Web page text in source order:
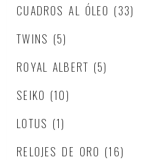
CUADROS AL ÓLEO (33)
TWINS (5)
ROYAL ALBERT (5)
SEIKO (10)
LOTUS (1)
RELOJES DE ORO (16)